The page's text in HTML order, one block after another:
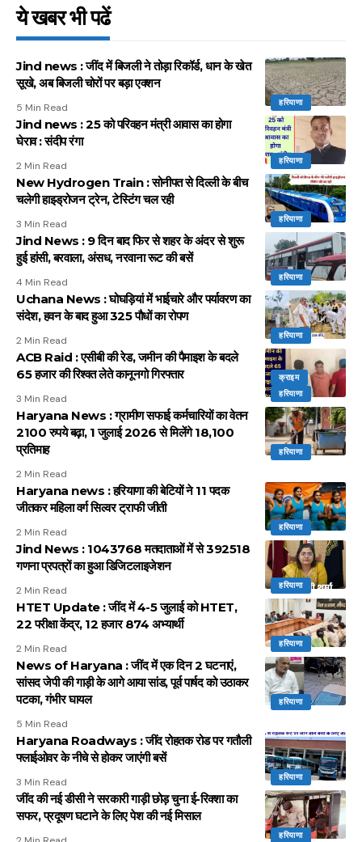
ये खबर भी पढें
हरियाणा
Jind news : जींद में बिजली ने तोड़ा रिकॉर्ड, धान के खेत
सूखे, अब बिजली चोरों पर बड़ा एक्शन
5 Min Read
हरियाणा
Jind news : 25 को परिवहन मंत्री आवास का होगा
घेराव : संदीप रंगा
2 Min Read
हरियाणा
New Hydrogen Train : सोनीपत से दिल्ली के बीच
चलेगी हाइड्रोजन ट्रेन, टेस्टिंग चल रही
3 Min Read
हरियाणा
Jind News : 9 दिन बाद फिर से शहर के अंदर से शुरू
हुई हांसी, बरवाला, अंसध, नरवाना रूट की बसें
4 Min Read
हरियाणा
Uchana News : घोघड़ियां में भाईचारे और पर्यावरण का
संदेश, हवन के बाद हुआ 325 पौधों का रोपण
2 Min Read
क्राइम
हरियाणा
ACB Raid : एसीबी की रेड, जमीन की पैमाइश के बदले
65 हजार की रिश्वत लेते कानूनगो गिरफ्तार
3 Min Read
हरियाणा
Haryana News : ग्रामीण सफाई कर्मचारियों का वेतन
2100 रुपये बढ़ा, 1 जुलाई 2026 से मिलेंगे 18,100
प्रतिमाह
2 Min Read
हरियाणा
Haryana news : हरियाणा की बेटियों ने 11 पदक
जीतकर महिला वर्ग सिल्वर ट्राफी जीती
2 Min Read
हरियाणा
Jind News : 1043768 मतदाताओं में से 392518
गणना प्रपत्रों का हुआ डिजिटलाइजेशन
2 Min Read
हरियाणा
HTET Update : जींद में 4-5 जुलाई को HTET,
22 परीक्षा केंद्र, 12 हजार 874 अभ्यार्थी
2 Min Read
हरियाणा
News of Haryana : जींद में एक दिन 2 घटनाएं,
सांसद जेपी की गाड़ी के आगे आया सांड, पूर्व पार्षद को उठाकर
पटका, गंभीर घायल
5 Min Read
हरियाणा
Haryana Roadways : जींद रोहतक रोड पर गतौली
फ्लाईओवर के नीचे से होकर जाएंगी बसें
3 Min Read
हरियाणा
जींद की नई डीसी ने सरकारी गाड़ी छोड़ चुना ई-रिक्शा का
सफर, प्रदूषण घटाने के लिए पेश की नई मिसाल